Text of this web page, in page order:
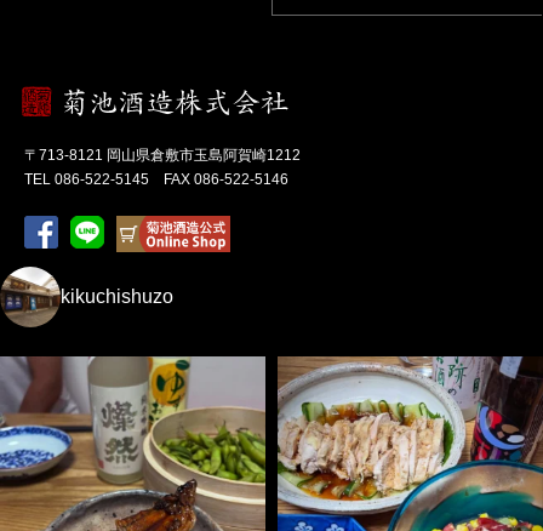
〒713-8121 岡山県倉敷市玉島阿賀崎1212
TEL 086-522-5145 FAX 086-522-5146
kikuchishuzo